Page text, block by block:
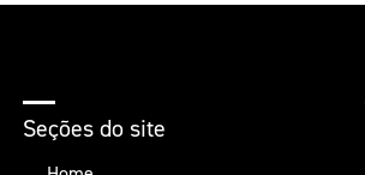
Seções do site